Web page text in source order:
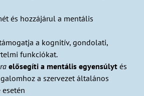
és hozzájárul a mentális
a kognitív, gondolati,
funkciókat.
elősegíti a mentális egyensúlyt és
a szervezet általános